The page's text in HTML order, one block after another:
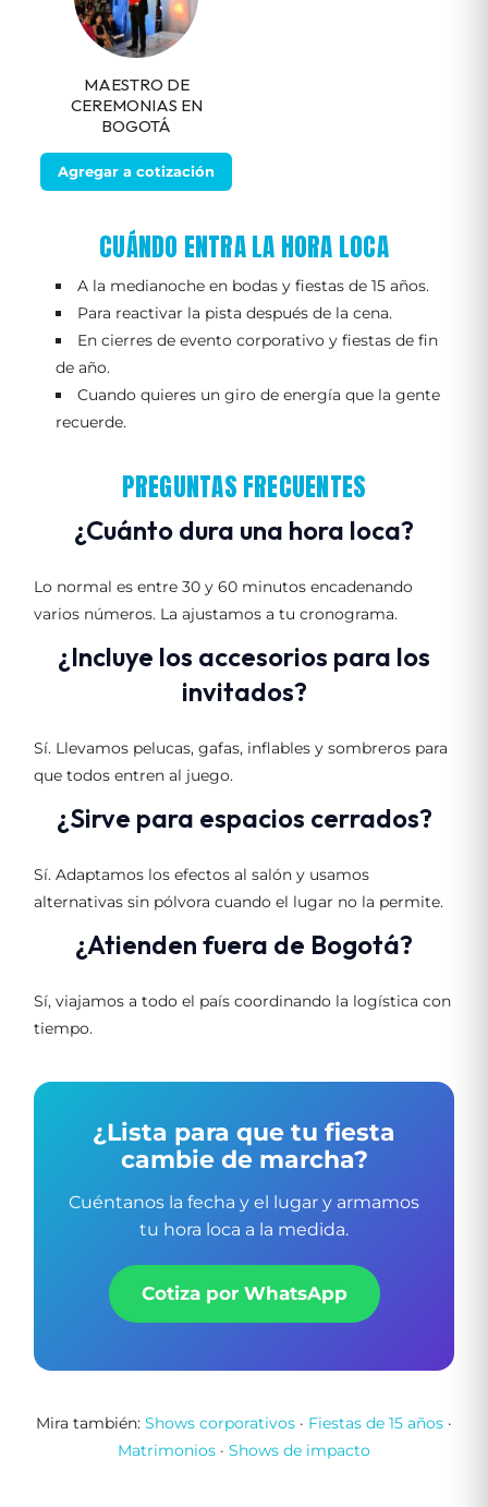
MAESTRO DE
CEREMONIAS EN
BOGOTÁ
Agregar a cotización
CUÁNDO ENTRA LA HORA LOCA
A la medianoche en bodas y fiestas de 15 años.
Para reactivar la pista después de la cena.
En cierres de evento corporativo y fiestas de fin
de año.
Cuando quieres un giro de energía que la gente
recuerde.
PREGUNTAS FRECUENTES
¿Cuánto dura una hora loca?
Lo normal es entre 30 y 60 minutos encadenando
varios números. La ajustamos a tu cronograma.
¿Incluye los accesorios para los
invitados?
Sí. Llevamos pelucas, gafas, inflables y sombreros para
que todos entren al juego.
¿Sirve para espacios cerrados?
Sí. Adaptamos los efectos al salón y usamos
alternativas sin pólvora cuando el lugar no la permite.
¿Atienden fuera de Bogotá?
Sí, viajamos a todo el país coordinando la logística con
tiempo.
¿Lista para que tu fiesta
cambie de marcha?
Cuéntanos la fecha y el lugar y armamos
tu hora loca a la medida.
Cotiza por WhatsApp
Mira también: Shows corporativos · Fiestas de 15 años ·
Matrimonios · Shows de impacto